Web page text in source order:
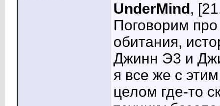
UnderMind ,
Поговорим
обитания,
Джинн Э3 и
я все же с
целом где-то